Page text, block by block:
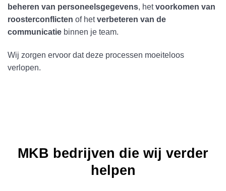
beheren van personeelsgegevens, hetvoorkomen van
roosterconflicten of hetverbeteren van de
communicatie binnen je team.
Wij zorgen ervoor dat deze processen moeiteloos
verlopen.
MKB bedrijven die wij verder
helpen